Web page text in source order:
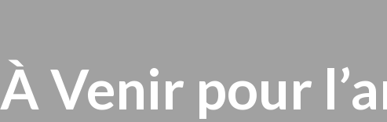
À Venir pour